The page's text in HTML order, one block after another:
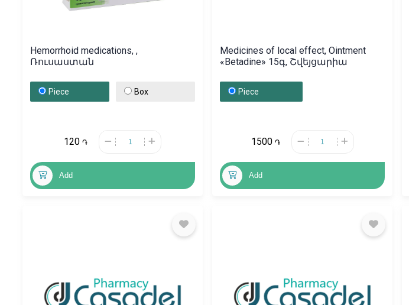
Hemorrhoid medications, ,
Ռուսաստան
Piece Box
120 ֏
Add
Medicines of local effect, Ointment
«Betadine» 15գ, Շվեյցարիա
Piece
1500 ֏
Add